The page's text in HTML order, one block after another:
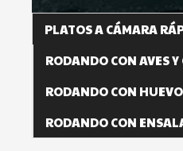
PLATOS A CÁMARA
RODANDO CON AVES Y
RODANDO CON
RODANDO CON